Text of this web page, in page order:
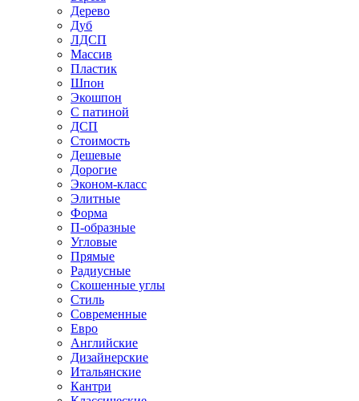
Дерево
Дуб
ЛДСП
Массив
Пластик
Шпон
Экошпон
С патиной
ДСП
Стоимость
Дешевые
Дорогие
Эконом-класс
Элитные
Форма
П-образные
Угловые
Прямые
Радиусные
Скошенные углы
Стиль
Современные
Евро
Английские
Дизайнерские
Итальянские
Кантри